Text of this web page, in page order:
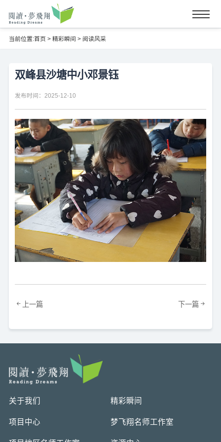
当前位置:首页 > 精彩瞬间 > 阅读风采
双峰县沙塘中小邓景钰
发布时间：2025-12-10
上一篇 下一篇
关于我们 精彩瞬间
项目中心 梦飞翔名师工作室